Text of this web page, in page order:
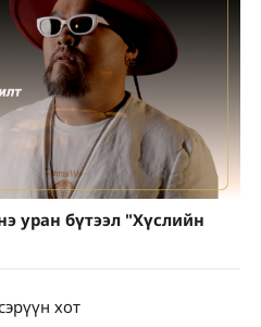
уран бүтээл "Хүслийн
хот